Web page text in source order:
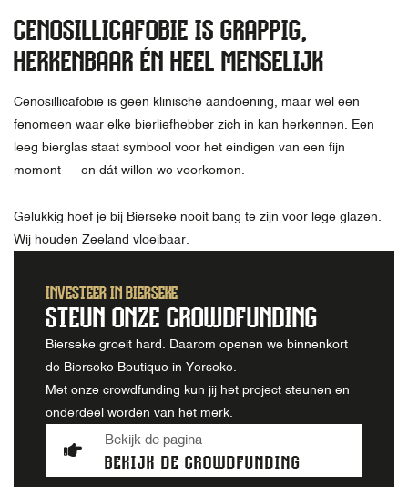
CENOSILLICAFOBIE IS GRAPPIG,
HERKENBAAR ÉN HEEL MENSELIJK
Cenosillicafobie is geen klinische aandoening, maar wel een
fenomeen waar elke bierliefhebber zich in kan herkennen. Een
leeg bierglas staat symbool voor het eindigen van een fijn
moment — en dát willen we voorkomen.
Gelukkig hoef je bij Bierseke nooit bang te zijn voor lege glazen.
Wij houden Zeeland vloeibaar.
INVESTEER IN BIERSEKE
STEUN ONZE CROWDFUNDING
Bierseke groeit hard. Daarom openen we binnenkort
de Bierseke Boutique in Yerseke.
Met onze crowdfunding kun jij het project steunen en
onderdeel worden van het merk.
Bekijk de pagina
BEKIJK DE CROWDFUNDING